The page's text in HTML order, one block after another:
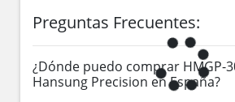
Preguntas Frecuentes:
¿Dónde puedo comprar HMGP-
Hansung Precision en España?